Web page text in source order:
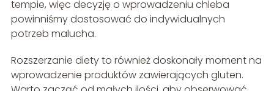
tempie, więc decyzję o wprowadzeniu chleba
powinniśmy dostosować do indywidualnych
potrzeb malucha.
Rozszerzanie diety to również doskonały moment na
wprowadzenie produktów zawierających gluten.